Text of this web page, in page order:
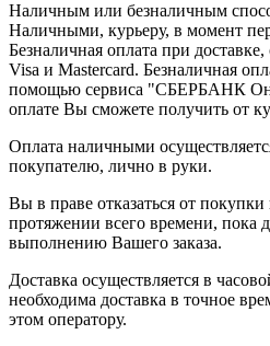
Наличным или безналичным
Наличными, курьеру, в момент
Безналичная оплата при
Visa и Mastercard. Безналичная
помощью сервиса "СБЕРБАНК
оплате Вы сможете получить от
Оплата наличными
покупателю, лично в руки.
Вы в праве отказаться от
протяжении всего времени, пока
выполнению Вашего заказа.
Доставка осуществляется в
необходима доставка в точное
этом оператору.